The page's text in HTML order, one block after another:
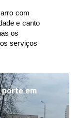
com
e canto
os
serviços
em